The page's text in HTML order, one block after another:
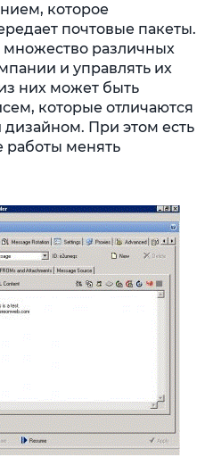
которое
почтовые пакеты.
множество различных
и управлять их
них может быть
которые отличаются
дизайном. При этом есть
работы менять